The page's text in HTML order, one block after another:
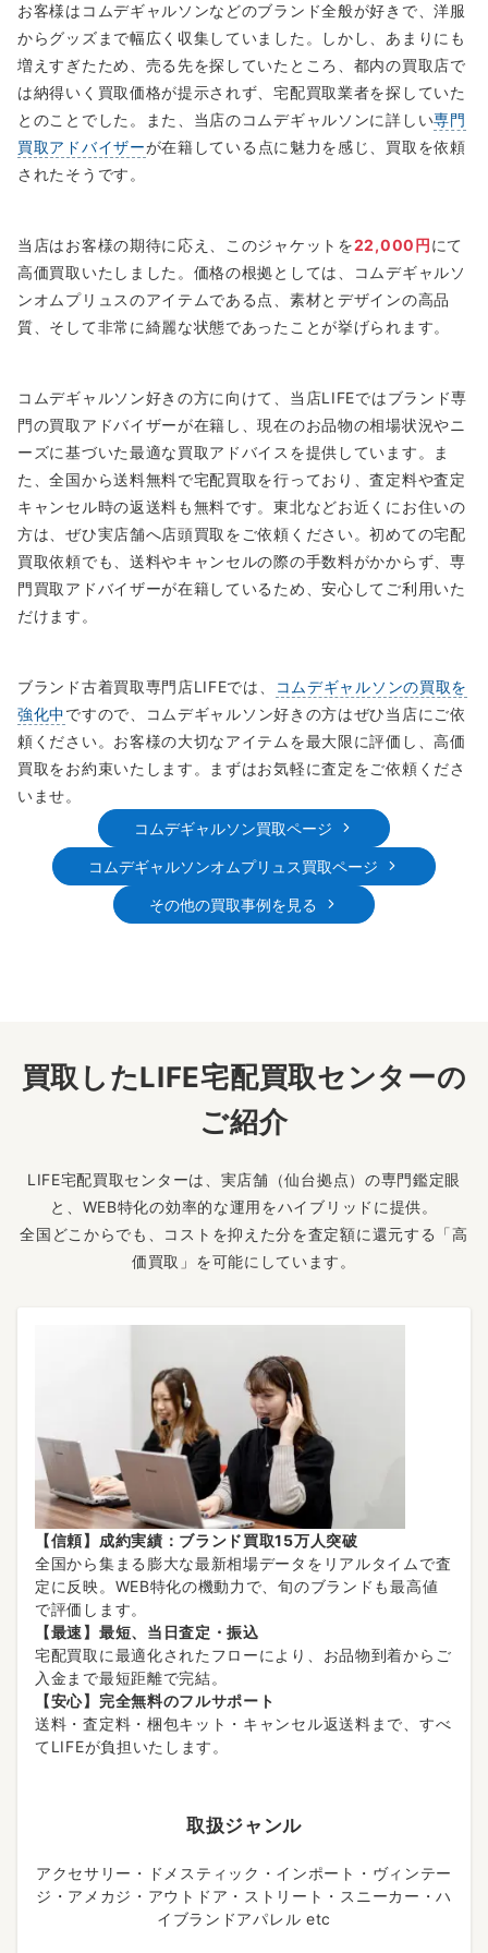
お客様はコムデギャルソンなどのブランド全般が好きで、洋服
からグッズまで幅広く収集していました。しかし、あまりにも
増えすぎたため、売る先を探していたところ、都内の買取店で
は納得いく買取価格が提示されず、宅配買取業者を探していた
とのことでした。また、当店のコムデギャルソンに詳しい専門
買取アドバイザーが在籍している点に魅力を感じ、買取を依頼
されたそうです。
当店はお客様の期待に応え、このジャケットを22,000円にて
高価買取いたしました。価格の根拠としては、コムデギャルソ
ンオムプリュスのアイテムである点、素材とデザインの高品
質、そして非常に綺麗な状態であったことが挙げられます。
コムデギャルソン好きの方に向けて、当店LIFEではブランド専
門の買取アドバイザーが在籍し、現在のお品物の相場状況やニ
ーズに基づいた最適な買取アドバイスを提供しています。ま
た、全国から送料無料で宅配買取を行っており、査定料や査定
キャンセル時の返送料も無料です。東北などお近くにお住いの
方は、ぜひ実店舗へ店頭買取をご依頼ください。初めての宅配
買取依頼でも、送料やキャンセルの際の手数料がかからず、専
門買取アドバイザーが在籍しているため、安心してご利用いた
だけます。
ブランド古着買取専門店LIFEでは、
コムデギャルソンの買取を
強化中ですので、コムデギャルソン好きの方はぜひ当店にご依
頼ください。お客様の大切なアイテムを最大限に評価し、高価
買取をお約束いたします。まずはお気軽に査定をご依頼くださ
いませ。
コムデギャルソン買取ページ
コムデギャルソンオムプリュス買取ページ
その他の買取事例を見る
買取したLIFE宅配買取センターの
ご紹介
LIFE宅配買取センターは、実店舗（仙台拠点）の専門鑑定眼
と、WEB特化の効率的な運用をハイブリッドに提供。
全国どこからでも、コストを抑えた分を査定額に還元する「高
価買取」を可能にしています。
【信頼】成約実績：ブランド買取15万人突破
全国から集まる膨大な最新相場データをリアルタイムで査
定に反映。WEB特化の機動力で、旬のブランドも最高値
で評価します。
【最速】最短、当日査定・振込
宅配買取に最適化されたフローにより、お品物到着からご
入金まで最短距離で完結。
【安心】完全無料のフルサポート
送料・査定料・梱包キット・キャンセル返送料まで、すべ
てLIFEが負担いたします。
取扱ジャンル
アクセサリー・ドメスティック・インポート・ヴィンテー
ジ・アメカジ・アウトドア・ストリート・スニーカー・ハ
イブランドアパレル etc